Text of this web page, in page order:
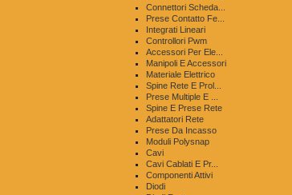
Connettori Scheda...
Prese Contatto Fe...
Integrati Lineari
Controllori Pwm
Accessori Per Ele...
Manipoli E Accessori
Materiale Elettrico
Spine Rete E Prol...
Prese Multiple E ...
Spine E Prese Rete
Adattatori Rete
Prese Da Incasso
Moduli Polysnap
Cavi
Cavi Cablati E Pr...
Componenti Attivi
Diodi